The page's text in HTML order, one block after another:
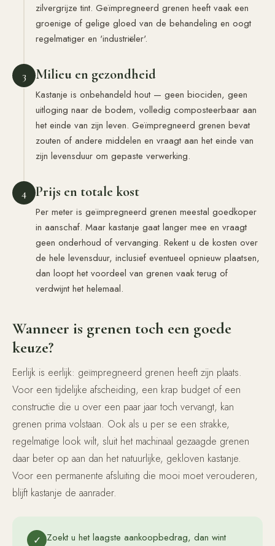
zilvergrijze tint. Geïmpregneerd grenen heeft vaak een
groenige of gelige gloed van de behandeling en oogt
regelmatiger en 'industriëler'.
3 Milieu en gezondheid
Kastanje is onbehandeld hout — geen biociden, geen
uitloging naar de bodem, volledig composteerbaar aan
het einde van zijn leven. Geïmpregneerd grenen bevat
zouten of andere middelen en vraagt aan het einde van
zijn levensduur om gepaste verwerking.
4 Prijs en totale kost
Per meter is geïmpregneerd grenen meestal goedkoper
in aanschaf. Maar kastanje gaat langer mee en vraagt
geen onderhoud of vervanging. Rekent u de kosten over
de hele levensduur, inclusief eventueel opnieuw plaatsen,
dan loopt het voordeel van grenen vaak terug of
verdwijnt het helemaal.
Wanneer is grenen toch een goede
keuze?
Eerlijk is eerlijk: geïmpregneerd grenen heeft zijn plaats.
Voor een tijdelijke afscheiding, een krap budget of een
constructie die u over een paar jaar toch vervangt, kan
grenen prima volstaan. Ook als u per se een strakke,
regelmatige look wilt, sluit het machinaal gezaagde grenen
daar beter op aan dan het natuurlijke, gekloven kastanje.
Voor een permanente afsluiting die mooi moet verouderen,
blijft kastanje de aanrader.
✓ Zoekt u het laagste aankoopbedrag, dan wint